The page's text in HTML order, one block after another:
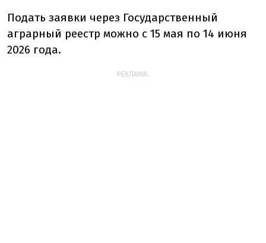
Подать заявки через Государственный
аграрный реестр можно с 15 мая по 14 июня
2026 года.
РЕКЛАМА: